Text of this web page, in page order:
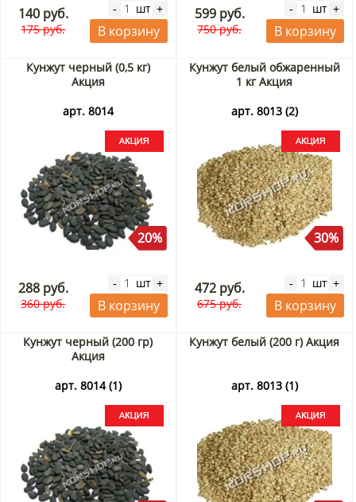
140 руб.
175 руб.
- шт +
В корзину
599 руб.
750 руб.
- шт +
В корзину
Кунжут черный (0,5 кг)
Акция
арт. 8014
20%
288 руб.
360 руб.
- шт +
В корзину
Кунжут белый обжаренный
1 кг Акция
арт. 8013 (2)
30%
472 руб.
675 руб.
- шт +
В корзину
Кунжут черный (200 гр)
Акция
арт. 8014 (1)
Кунжут белый (200 г) Акция
арт. 8013 (1)